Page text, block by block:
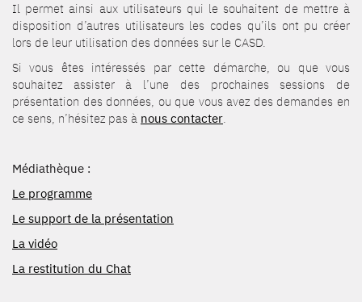
Il permet ainsi aux utilisateurs qui le souhaitent de mettre à
disposition d’autres utilisateurs les codes qu’ils ont pu créer
lors de leur utilisation des données sur le CASD.
Si vous êtes intéressés par cette démarche, ou que vous
souhaitez assister à l’une des prochaines sessions de
présentation des données, ou que vous avez des demandes en
ce sens, n’hésitez pas à nous contacter.
Médiathèque :
Le programme
Le support de la présentation
La vidéo
La restitution du Chat